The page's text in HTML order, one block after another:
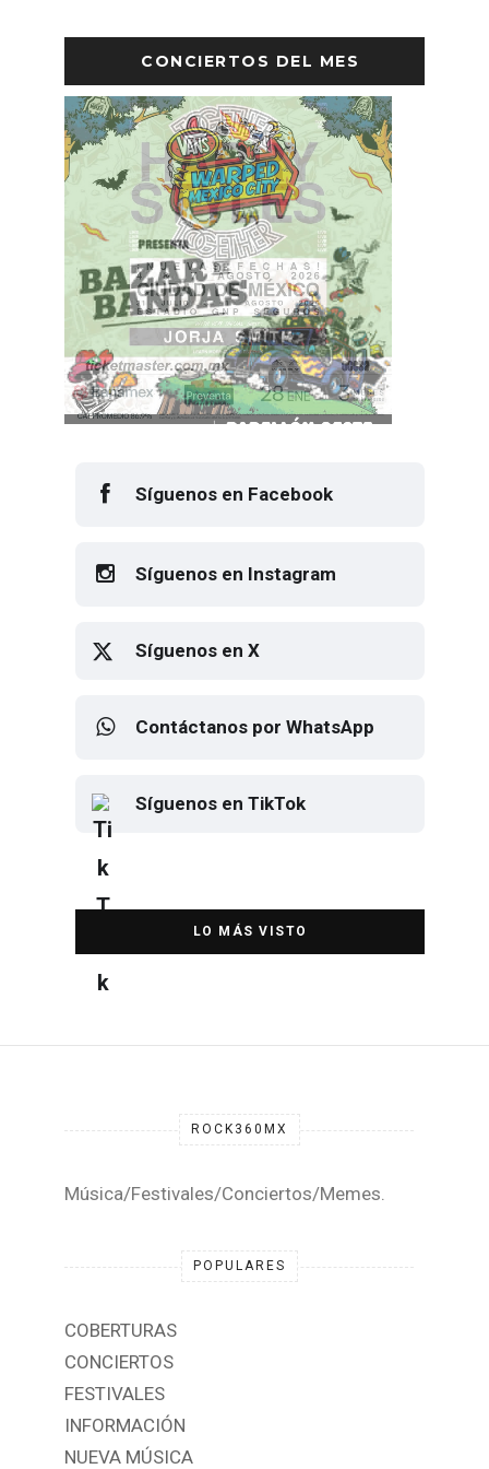
CONCIERTOS DEL MES
Síguenos en Facebook
Síguenos en Instagram
Síguenos en X
Contáctanos por WhatsApp
Síguenos en TikTok
DESTACADA
Elton John regresa a CDMX para
despedirse en el Estadio Banorte
ROCK360MX
Música/Festivales/Conciertos/Memes.
POPULARES
COBERTURAS
CONCIERTOS
FESTIVALES
INFORMACIÓN
NUEVA MÚSICA